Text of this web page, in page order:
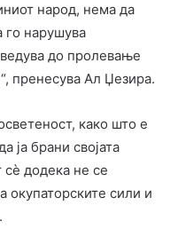
народ, нема да
го нарушува
до пролевање
пренесува Ал Џезира.
како што е
ја брани својата
сè додека не се
окупаторските сили и